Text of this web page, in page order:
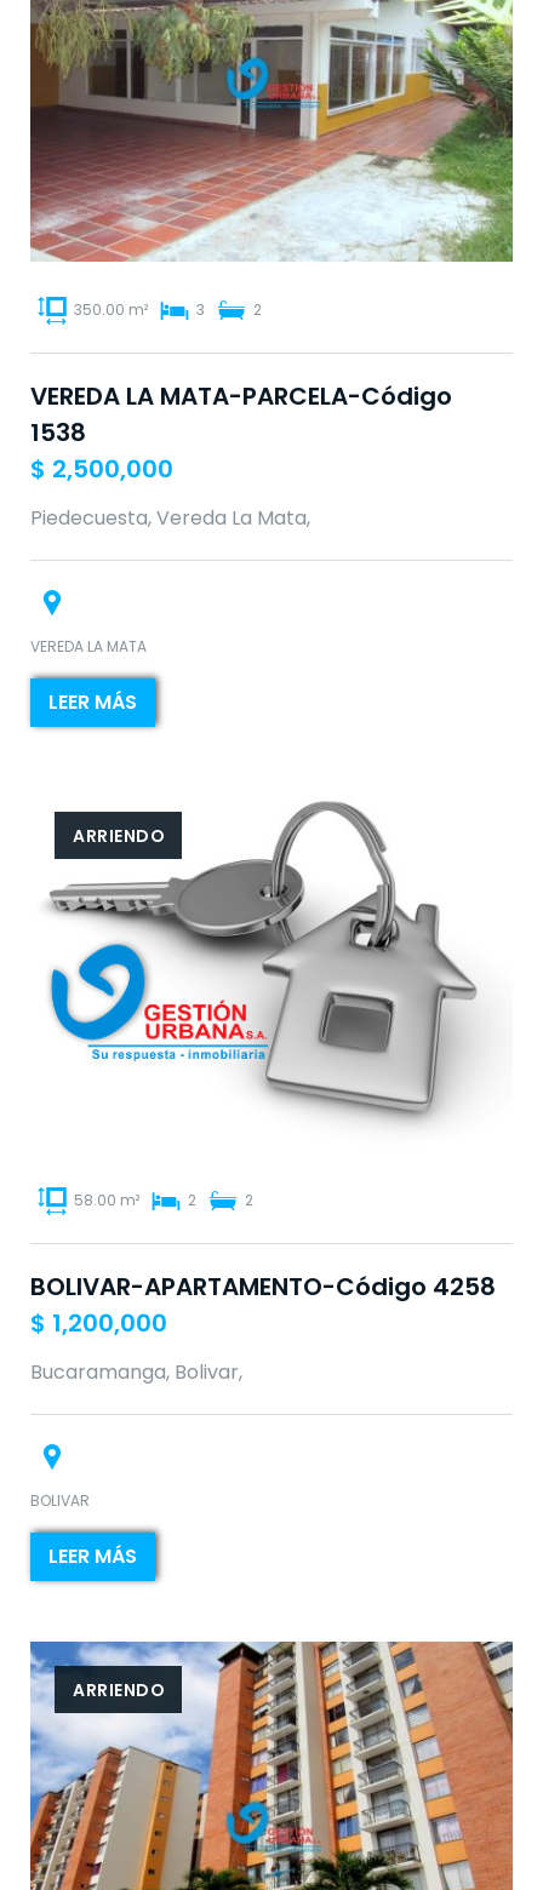
350.00 m² 3 2
VEREDA LA MATA-PARCELA-Código
1538
$ 2,500,000
Piedecuesta, Vereda La Mata,
VEREDA LA MATA
LEER MÁS
ARRIENDO
58.00 m² 2 2
BOLIVAR-APARTAMENTO-Código 4258
$ 1,200,000
Bucaramanga, Bolivar,
BOLIVAR
LEER MÁS
ARRIENDO